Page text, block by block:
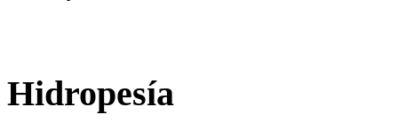
Hidropesía